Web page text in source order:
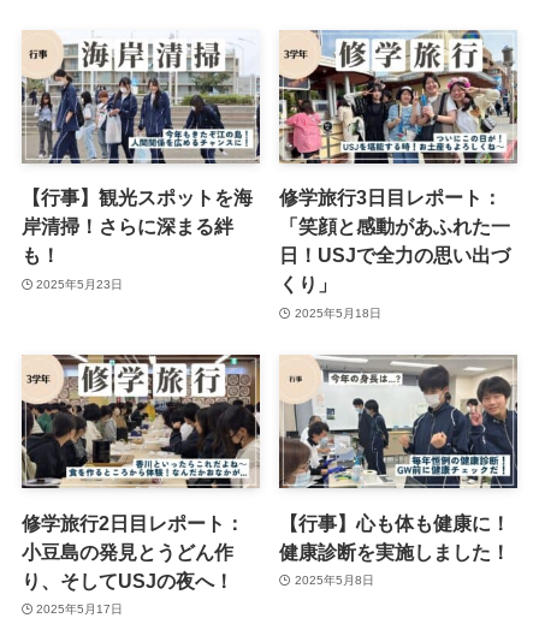
【行事】観光スポットを海
岸清掃！さらに深まる絆
も！
2025年5月23日
修学旅行3日目レポート：
「笑顔と感動があふれた一
日！USJで全力の思い出づ
くり」
2025年5月18日
修学旅行2日目レポート：
小豆島の発見とうどん作
り、そしてUSJの夜へ！
2025年5月17日
【行事】心も体も健康に！
健康診断を実施しました！
2025年5月8日